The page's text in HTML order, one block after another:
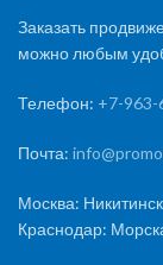
Заказать
можно любым
Телефон: +7-963-
Почта:
Москва:
Краснодар: